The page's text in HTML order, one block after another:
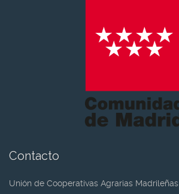
Contacto
Unión de Cooperativas Agrarias Madrileñas